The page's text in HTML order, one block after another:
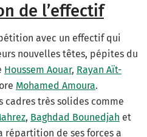
de l’effectif
avec un effectif qui
nouvelles têtes, pépites du
Houssem Aouar, Rayan Aït-
Mohamed Amoura.
cadres très solides comme
, Baghdad Bounedjah et
répartition de ses forces a